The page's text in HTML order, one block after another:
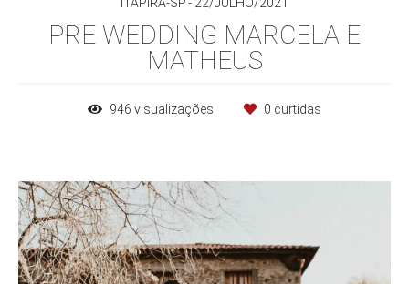
PRE WEDDING MARCELA E
MATHEUS
946 visualizações 0 curtidas